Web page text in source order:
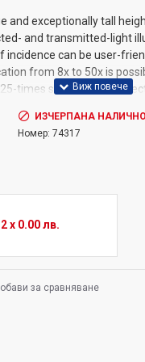
and exceptionally tall
and transmitted-light
incidence can be user-
from 8x to 50x is
times stereo zoom
dioptre compensation can
rotatable (360°) and
via USB port and
microscopy
object plate and glass
ИЗЧЕРПАНА
Номер: 74317
x 0.00 лв.
за сравняване